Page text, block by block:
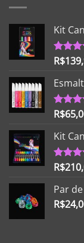
Kit
R$
R$
Kit
R$
Par
R$